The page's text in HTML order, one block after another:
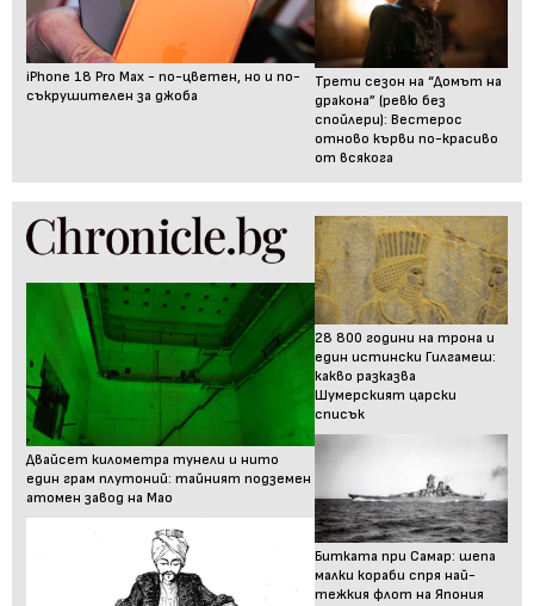
iPhone 18 Pro Max - по-цветен, но и по-
съкрушителен за джоба
Трети сезон на “Домът на
дракона” (ревю без
спойлери): Вестерос
отново кърви по-красиво
от всякога
Двайсет километра тунели и нито
един грам плутоний: тайният подземен
атомен завод на Мао
28 800 години на трона и
един истински Гилгамеш:
какво разказва
Шумерският царски
списък
Битката при Самар: шепа
малки кораби спря най-
тежкия флот на Япония